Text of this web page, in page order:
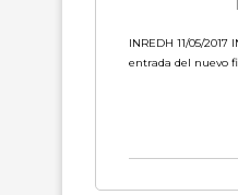
INREDH 11/05/
entrada del